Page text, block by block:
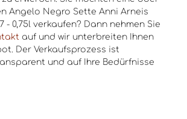
Angelo Negro Sette Anni Arneis
- 0,75l verkaufen? Dann nehmen Sie
auf und wir unterbreiten Ihnen
Der Verkaufsprozess ist
und auf Ihre Bedürfnisse